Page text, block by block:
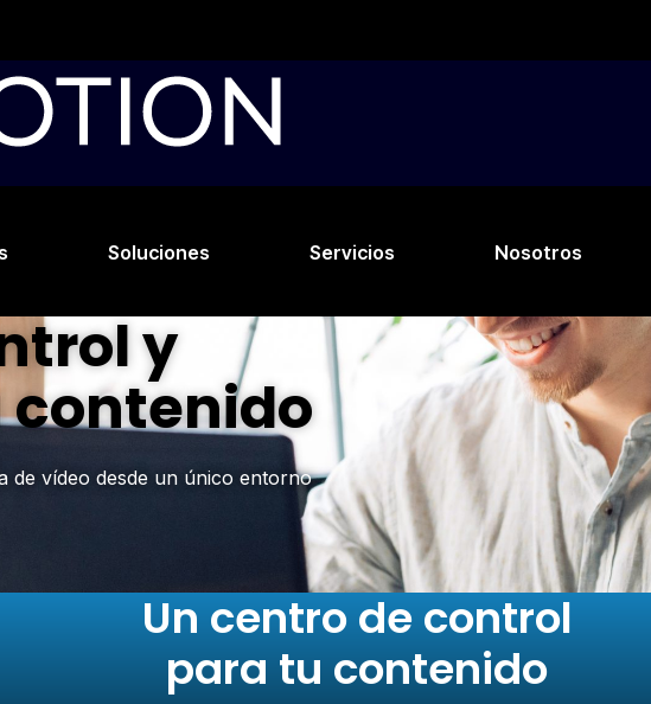
Soluciones Servicios Nosotros
y
contenido
de vídeo desde un único entorno
Un centro de control
para tu contenido